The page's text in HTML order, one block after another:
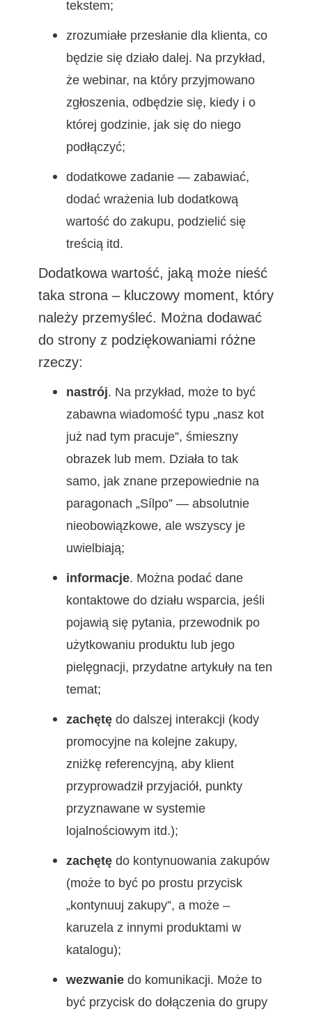
tekstem;
zrozumiałe przesłanie dla klienta, co
będzie się działo dalej. Na przykład,
że webinar, na który przyjmowano
zgłoszenia, odbędzie się, kiedy i o
której godzinie, jak się do niego
podłączyć;
dodatkowe zadanie — zabawiać,
dodać wrażenia lub dodatkową
wartość do zakupu, podzielić się
treścią itd.
Dodatkowa wartość, jaką może nieść
taka strona – kluczowy moment, który
należy przemyśleć. Można dodawać
do strony z podziękowaniami różne
rzeczy:
nastrój. Na przykład, może to być
zabawna wiadomość typu „nasz kot
już nad tym pracuje”, śmieszny
obrazek lub mem. Działa to tak
samo, jak znane przepowiednie na
paragonach „Sílpo” — absolutnie
nieobowiązkowe, ale wszyscy je
uwielbiają;
informacje. Można podać dane
kontaktowe do działu wsparcia, jeśli
pojawią się pytania, przewodnik po
użytkowaniu produktu lub jego
pielęgnacji, przydatne artykuły na ten
temat;
zachętę do dalszej interakcji (kody
promocyjne na kolejne zakupy,
zniżkę referencyjną, aby klient
przyprowadził przyjaciół, punkty
przyznawane w systemie
lojalnościowym itd.);
zachętę do kontynuowania zakupów
(może to być po prostu przycisk
„kontynuuj zakupy”, a może –
karuzela z innymi produktami w
katalogu);
wezwanie do komunikacji. Może to
być przycisk do dołączenia do grupy